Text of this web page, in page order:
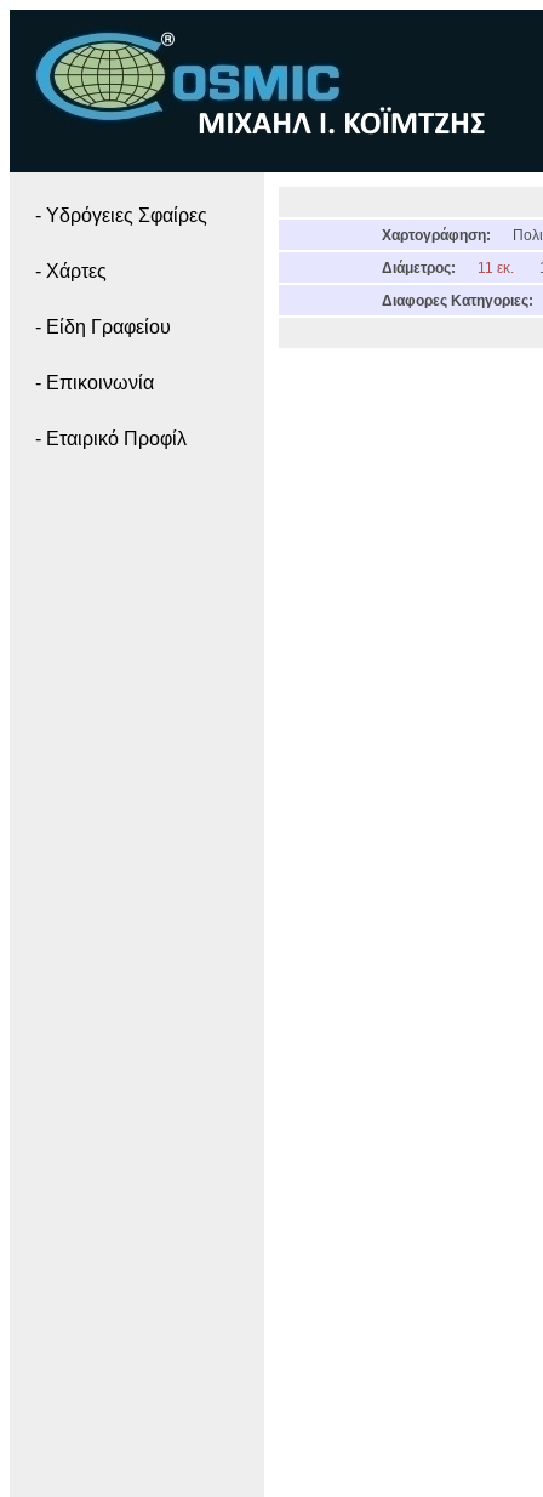
- Yδρόγειες Σφαίρες
- Χάρτες
- Είδη Γραφείου
- Επικοινωνία
- Εταιρικό Προφίλ
Χαρτογράφηση:
Διάμετρος:
11 εκ.
Διαφορες Κατηγοριες: